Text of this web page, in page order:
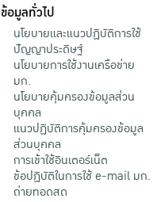
ข้อมูลทั่วไป
นโยบายและแนวปฏิบัติการใช้
ปัญญาประดิษฐ์
นโยบายการใช้งานเครือข่าย
มก.
นโยบายคุ้มครองข้อมูลส่วน
บุคคล
แนวปฏิบัติการคุ้มครองข้อมูล
ส่วนบุคคล
การเข้าใช้อินเตอร์เน็ต
ข้อปฏิบัติในการใช้ e-mail มก.
ถ่ายทอดสด